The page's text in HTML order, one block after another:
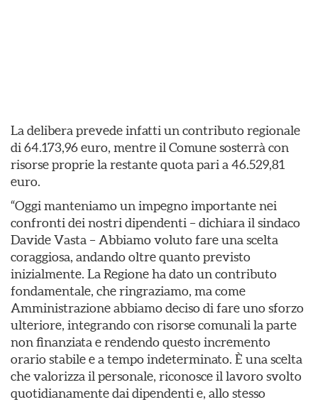
La delibera prevede infatti un contributo regionale
di 64.173,96 euro, mentre il Comune sosterrà con
risorse proprie la restante quota pari a 46.529,81
euro.
“Oggi manteniamo un impegno importante nei
confronti dei nostri dipendenti – dichiara il sindaco
Davide Vasta – Abbiamo voluto fare una scelta
coraggiosa, andando oltre quanto previsto
inizialmente. La Regione ha dato un contributo
fondamentale, che ringraziamo, ma come
Amministrazione abbiamo deciso di fare uno sforzo
ulteriore, integrando con risorse comunali la parte
non finanziata e rendendo questo incremento
orario stabile e a tempo indeterminato. È una scelta
che valorizza il personale, riconosce il lavoro svolto
quotidianamente dai dipendenti e, allo stesso